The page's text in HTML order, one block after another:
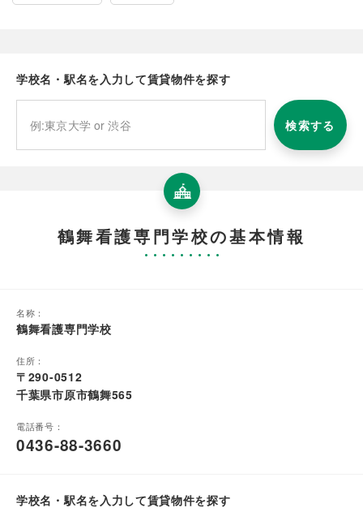
学校名・駅名を入力して賃貸物件を探す
検索する
鶴舞看護専門学校の基本情報
名称：
鶴舞看護専門学校
住所：
〒290-0512
千葉県市原市鶴舞565
電話番号：
0436-88-3660
学校名・駅名を入力して賃貸物件を探す